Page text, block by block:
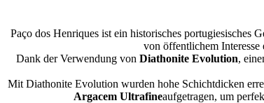
Paço dos Henriques ist ein historisches
von öffentlichem
Dank der Verwendung von Diathonite Evolution,
Mit Diathonite Evolution wurden hohe Schichtdicken
Argacem Ultrafineaufgetragen, um